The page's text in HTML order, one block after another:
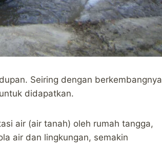
Seiring dengan berkembangnya
didapatkan.
air (air tanah) oleh rumah tangga,
air dan lingkungan, semakin